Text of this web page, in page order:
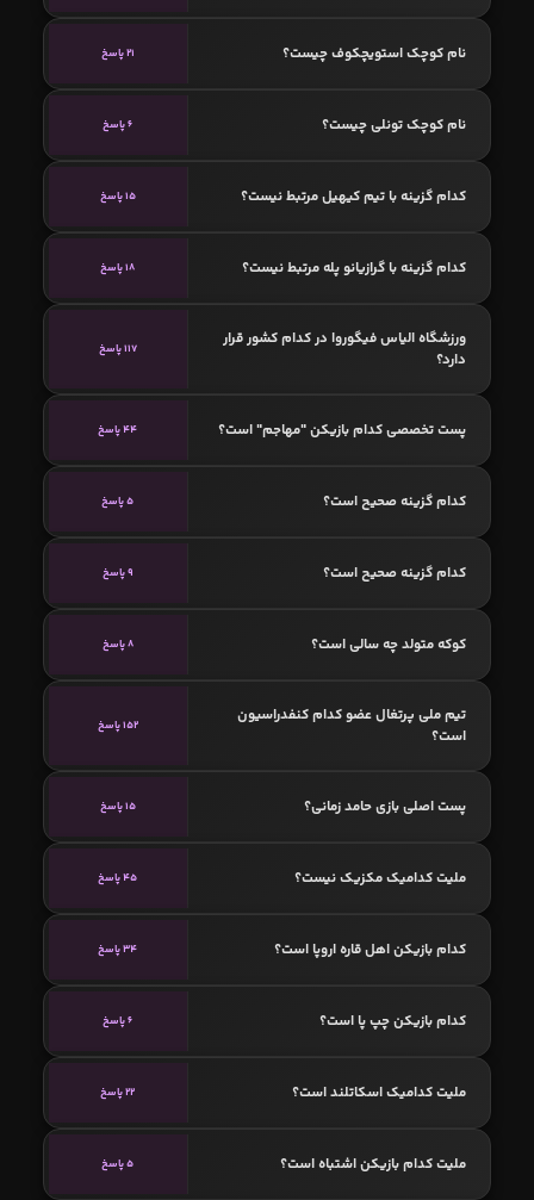
نام کوچک استویچکوف چیست؟ 21 پاسخ
نام کوچک تونلی چیست؟ 6 پاسخ
کدام گزینه با تیم کیهیل مرتبط نیست؟ 15 پاسخ
کدام گزینه با گرازیانو پله مرتبط نیست؟ 18 پاسخ
ورزشگاه الیاس فیگوروا در کدام کشور قرار
دارد؟
117 پاسخ
پست تخصصی کدام بازیکن "مهاجم" است؟ 44 پاسخ
کدام گزینه صحیح است؟ 5 پاسخ
کدام گزینه صحیح است؟ 9 پاسخ
کوکه متولد چه سالی است؟ 8 پاسخ
تیم ملی پرتغال عضو کدام کنفدراسیون
است؟
152 پاسخ
پست اصلی بازی حامد زمانی؟ 15 پاسخ
ملیت کدامیک مکزیک نیست؟ 45 پاسخ
کدام بازیکن اهل قاره اروپا است؟ 34 پاسخ
کدام بازیکن چپ پا است؟ 6 پاسخ
ملیت کدامیک اسکاتلند است؟ 22 پاسخ
ملیت کدام بازیکن اشتباه است؟ 5 پاسخ